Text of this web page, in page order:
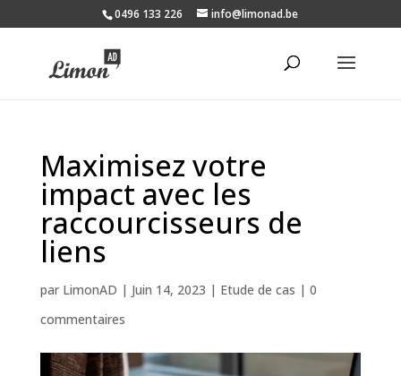
0496 133 226 info@limonad.be
Maximisez votre
impact avec les
raccourcisseurs de
liens
par LimonAD | Juin 14, 2023 | Etude de cas | 0
commentaires